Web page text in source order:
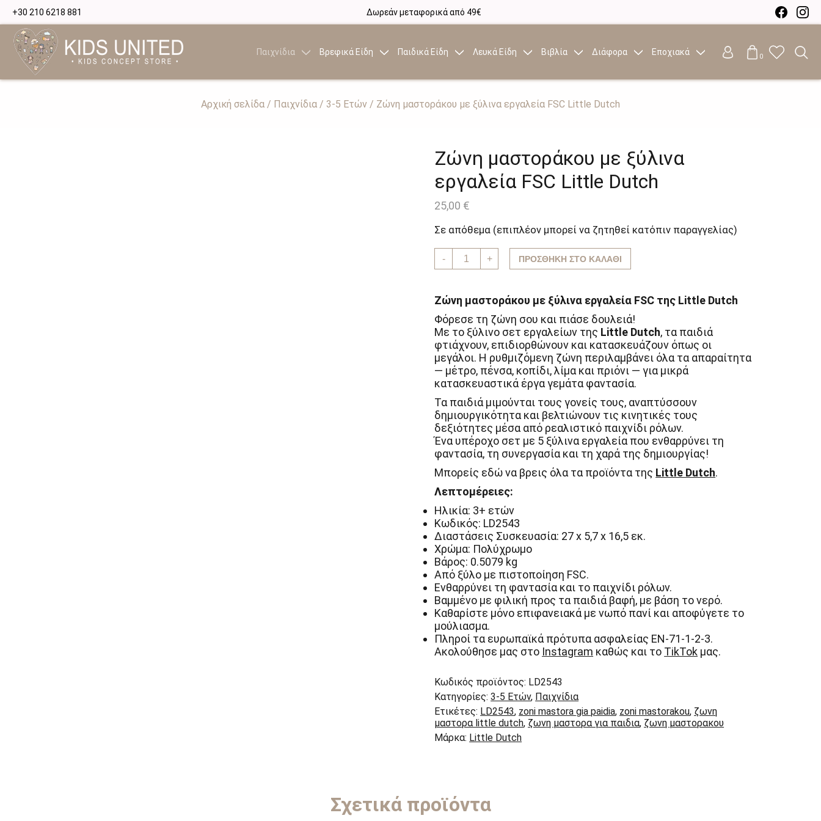
+30 210 6218 881 Δωρεάν μεταφορικά από 49€
Παιχνίδια Βρεφικά Είδη Παιδικά Είδη Λευκά Είδη Βιβλία Διάφορα Εποχιακά 0
Αρχική σελίδα / Παιχνίδια / 3-5 Ετών / Ζώνη μαστοράκου με ξύλινα εργαλεία FSC Little Dutch
Ζώνη μαστοράκου με ξύλινα
εργαλεία FSC Little Dutch
25,00 €
Σε απόθεμα (επιπλέον μπορεί να ζητηθεί κατόπιν παραγγελίας)
-
Ζώνη
μαστοράκου
εργαλεία
FSC
Little
Dutch
ποσότητα
+ ΠΡΟΣΘΉΚΗ ΣΤΟ ΚΑΛΆΘΙ
Ζώνη μαστοράκου με ξύλινα εργαλεία FSC της Little Dutch
Φόρεσε τη ζώνη σου και πιάσε δουλειά!
Με το ξύλινο σετ εργαλείων της Little Dutch, τα παιδιά
φτιάχνουν, επιδιορθώνουν και κατασκευάζουν όπως οι
μεγάλοι. Η ρυθμιζόμενη ζώνη περιλαμβάνει όλα τα απαραίτητα
— μέτρο, πένσα, κοπίδι, λίμα και πριόνι — για μικρά
κατασκευαστικά έργα γεμάτα φαντασία.
Τα παιδιά μιμούνται τους γονείς τους, αναπτύσσουν
δημιουργικότητα και βελτιώνουν τις κινητικές τους
δεξιότητες μέσα από ρεαλιστικό παιχνίδι ρόλων.
Ένα υπέροχο σετ με 5 ξύλινα εργαλεία που ενθαρρύνει τη
φαντασία, τη συνεργασία και τη χαρά της δημιουργίας!
Μπορείς εδώ να βρεις όλα τα προϊόντα της Little Dutch.
Λεπτομέρειες:
Ηλικία: 3+ ετών
Κωδικός: LD2543
Διαστάσεις Συσκευασία: 27 x 5,7 x 16,5 εκ.
Χρώμα: Πολύχρωμo
Βάρος: 0.5079 kg
Από ξύλο με πιστοποίηση FSC.
Ενθαρρύνει τη φαντασία και το παιχνίδι ρόλων.
Βαμμένο με φιλική προς τα παιδιά βαφή, με βάση το νερό.
Καθαρίστε μόνο επιφανειακά με νωπό πανί και αποφύγετε το
μούλιασμα.
Πληροί τα ευρωπαϊκά πρότυπα ασφαλείας EN-71-1-2-3.
Ακολούθησε μας στο Instagram καθώς και το TikTok μας.
Κωδικός προϊόντος: LD2543
Κατηγορίες:3-5 Ετών, Παιχνίδια
Ετικέτες: LD2543, zoni mastora gia paidia, zoni mastorakou, ζωνη
μαστορα little dutch, ζωνη μαστορα για παιδια, ζωνη μαστορακου
Μάρκα: Little Dutch
Σχετικά προϊόντα